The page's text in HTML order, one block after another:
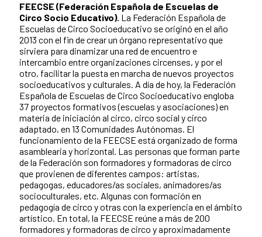
FEECSE (Federación Española de Escuelas de
Circo Socio Educativo). La Federación Española de
Escuelas de Circo Socioeducativo se originó en el año
2013 con el fin de crear un órgano representativo que
sirviera para dinamizar una red de encuentro e
intercambio entre organizaciones circenses, y por el
otro, facilitar la puesta en marcha de nuevos proyectos
socioeducativos y culturales. A día de hoy, la Federación
Española de Escuelas de Circo Socioeducativo engloba
37 proyectos formativos (escuelas y asociaciones) en
materia de iniciación al circo, circo social y circo
adaptado, en 13 Comunidades Autónomas. El
funcionamiento de la FEECSE está organizado de forma
asamblearia y horizontal. Las personas que forman parte
de la Federación son formadores y formadoras de circo
que provienen de diferentes campos: artistas,
pedagogas, educadores/as sociales, animadores/as
socioculturales, etc. Algunas con formación en
pedagogía de circo y otras con la experiencia en el ámbito
artístico. En total, la FEECSE reúne a más de 200
formadores y formadoras de circo y aproximadamente